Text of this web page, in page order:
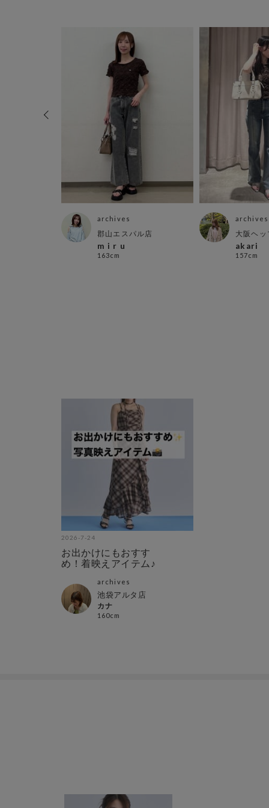
archives
郡山エスパル店
m i r u
163cm
archives
大阪ヘ
akari
157cm
2026-7-24
お出かけにもおすす
め！着映えアイテム♪
archives
池袋アルタ店
カナ
160cm